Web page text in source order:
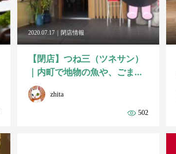
2020.07.17 閉店情報
【閉店】つね三（ツネサン）
｜内町で地物の魚や、ごま...
zhita
502